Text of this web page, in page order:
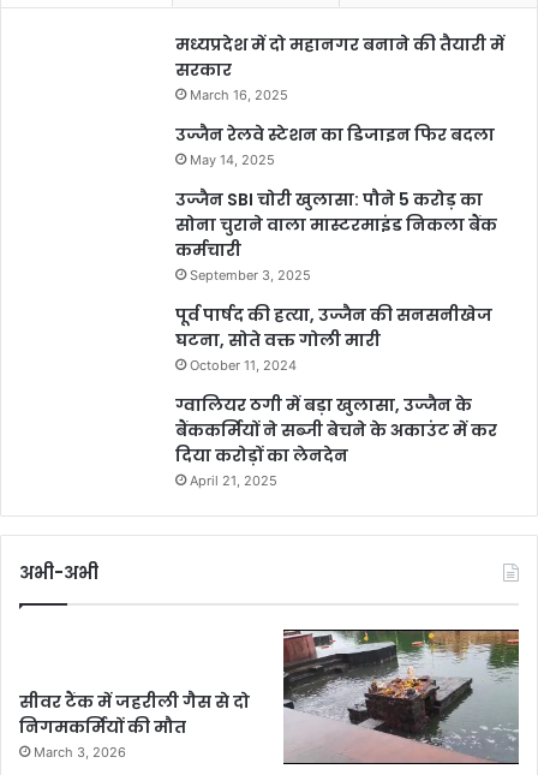
मध्यप्रदेश में दो महानगर बनाने की तैयारी में
सरकार
March 16, 2025
उज्जैन रेलवे स्टेशन का डिजाइन फिर बदला
May 14, 2025
उज्जैन SBI चोरी खुलासा: पौने 5 करोड़ का
सोना चुराने वाला मास्टरमाइंड निकला बैंक
कर्मचारी
September 3, 2025
पूर्व पार्षद की हत्या, उज्जैन की सनसनीखेज
घटना, सोते वक्त गोली मारी
October 11, 2024
ग्वालियर ठगी में बड़ा खुलासा, उज्जैन के
बैंककर्मियों ने सब्जी बेचने के अकाउंट में कर
दिया करोड़ों का लेनदेन
April 21, 2025
अभी-अभी
सीवर टैंक में जहरीली गैस से दो
निगमकर्मियों की मौत
March 3, 2026